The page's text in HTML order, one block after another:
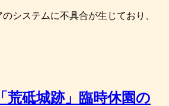
システムに不具合が生じており、
荒砥城跡」臨時休園の